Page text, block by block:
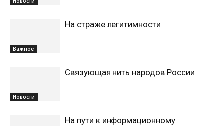
Важное
На страже легитимности
Новости
Связующая нить народов России
На пути к информационному